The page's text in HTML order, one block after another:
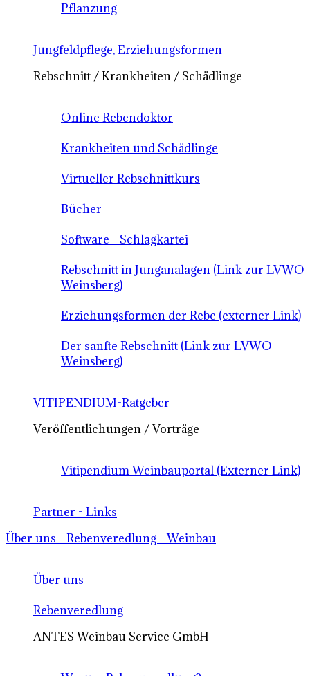
Pflanzung
Jungfeldpflege, Erziehungsformen
Rebschnitt / Krankheiten / Schädlinge
Online Rebendoktor
Krankheiten und Schädlinge
Virtueller Rebschnittkurs
Bücher
Software - Schlagkartei
Rebschnitt in Junganalagen (Link zur LVWO
Weinsberg)
Erziehungsformen der Rebe (externer Link)
Der sanfte Rebschnitt (Link zur LVWO
Weinsberg)
VITIPENDIUM-Ratgeber
Veröffentlichungen / Vorträge
Vitipendium Weinbauportal (Externer Link)
Partner - Links
Über uns - Rebenveredlung - Weinbau
Über uns
Rebenveredlung
ANTES Weinbau Service GmbH